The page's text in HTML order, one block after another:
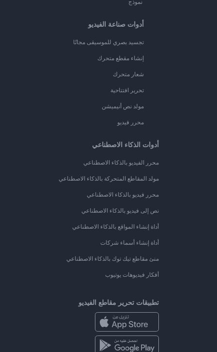
نموذج
أدوات صناعة الفيديو
تجسيد بصري للموسيقى مجانًا
إنشاء مقطع متحرك
شعار متحرك
تحرير افتتاحية
مولد نص أنيميشن
محرر فيديو
أدوات الذكاء الاصطناعي
محرر الفيديو بالذكاء الاصطناعي
مولد المقاطع المتحركة بالذكاء الاصطناعي
محرر فيديو بالذكاء الاصطناعي
نص إلى فيديو بالذكاء الاصطناعي
أداة إنشاء المواقع بالذكاء الاصطناعي
أداة إنشاء أسماء شركات
منئ مقاطع تيك توك بالذكاء الاصطناعي
أفكار فيديوهات يوتيوب
تطبيقات تحرير مقاطع الفيديو